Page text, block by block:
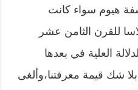
هيوم سواء كانت
للقرن الثامن عشر
لدلالة العلية في بعدها
شك قيمة معرفتنا،وألغى